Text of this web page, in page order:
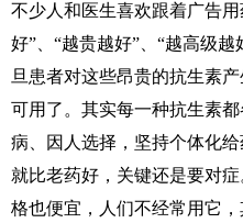
不少人和医生喜欢跟着广告
好”、“越贵越好”、“越高级
旦患者对这些昂贵的抗生素
可用了。其实每一种抗生素
病、因人选择，坚持个体化
就比老药好，关键还是要对
格也便宜，人们不经常用它，